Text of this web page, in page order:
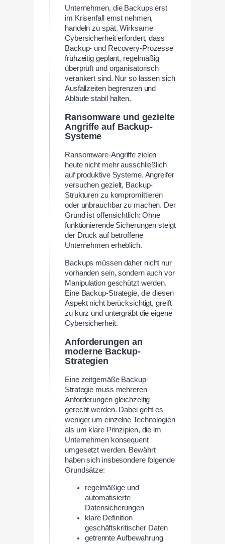
Unternehmen, die Backups erst
im Krisenfall ernst nehmen,
handeln zu spät. Wirksame
Cybersicherheit erfordert, dass
Backup- und Recovery-Prozesse
frühzeitig geplant, regelmäßig
überprüft und organisatorisch
verankert sind. Nur so lassen sich
Ausfallzeiten begrenzen und
Abläufe stabil halten.
Ransomware und gezielte
Angriffe auf Backup-
Systeme
Ransomware-Angriffe zielen
heute nicht mehr ausschließlich
auf produktive Systeme. Angreifer
versuchen gezielt, Backup-
Strukturen zu kompromittieren
oder unbrauchbar zu machen. Der
Grund ist offensichtlich: Ohne
funktionierende Sicherungen steigt
der Druck auf betroffene
Unternehmen erheblich.
Backups müssen daher nicht nur
vorhanden sein, sondern auch vor
Manipulation geschützt werden.
Eine Backup-Strategie, die diesen
Aspekt nicht berücksichtigt, greift
zu kurz und untergräbt die eigene
Cybersicherheit.
Anforderungen an
moderne Backup-
Strategien
Eine zeitgemäße Backup-
Strategie muss mehreren
Anforderungen gleichzeitig
gerecht werden. Dabei geht es
weniger um einzelne Technologien
als um klare Prinzipien, die im
Unternehmen konsequent
umgesetzt werden. Bewährt
haben sich insbesondere folgende
Grundsätze:
regelmäßige und
automatisierte
Datensicherungen
klare Definition
geschäftskritischer Daten
getrennte Aufbewahrung